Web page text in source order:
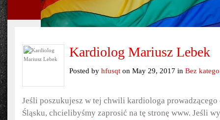
Kardiolog Mariusz Lebek
Posted by hfusqt on May 29, 2017 in Bez
Jeśli poszukujesz w tej chwili kardiologa prowadzącego
Śląsku, chcielibyśmy zaprosić na tę stronę www. Jeśli